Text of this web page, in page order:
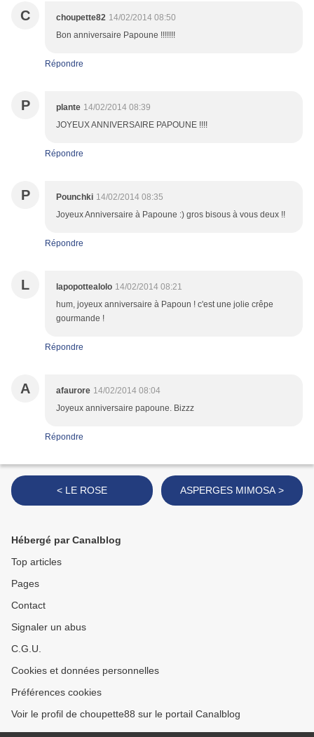
C choupette82 14/02/2014 08:50
Bon anniversaire Papoune !!!!!!!
Répondre
P plante 14/02/2014 08:39
JOYEUX ANNIVERSAIRE PAPOUNE !!!!
Répondre
P Pounchki 14/02/2014 08:35
Joyeux Anniversaire à Papoune :) gros bisous à vous deux !!
Répondre
L lapopottealolo 14/02/2014 08:21
hum, joyeux anniversaire à Papoun ! c'est une jolie crêpe
gourmande !
Répondre
A afaurore 14/02/2014 08:04
Joyeux anniversaire papoune. Bizzz
Répondre
< LE ROSE ASPERGES MIMOSA >
Hébergé par Canalblog
Top articles
Pages
Contact
Signaler un abus
C.G.U.
Cookies et données personnelles
Préférences cookies
Voir le profil de choupette88 sur le portail Canalblog